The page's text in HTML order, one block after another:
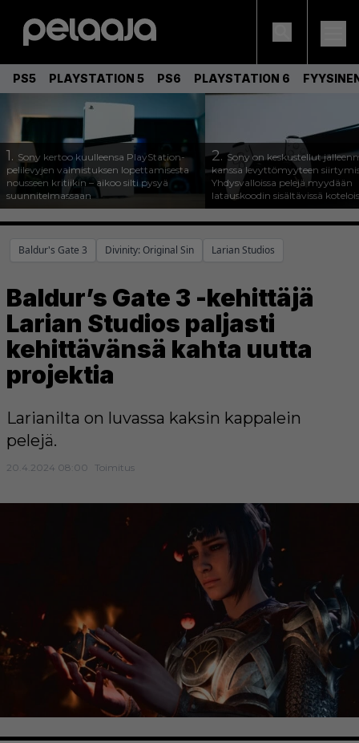
PS5 PLAYSTATION 5 PS6 PLAYSTATION 6
1. Sony kertoo kuulleensa PlayStation-
pelilevyjen valmistuksen lopettamisesta
nousseen kritiikin – aikoo silti pysyä
suunnitelmassaan
2.Sony on keskustellut
kanssa levyttömyyteen
Yhdysvalloissa pelejä myydään
latauskoodin sisältävissä
Baldur's Gate 3 Divinity: Original Sin Larian Studios
Baldur’s Gate 3 -kehittäjä
Larian Studios paljasti
kehittävänsä kahta uutta
projektia
Larianilta on luvassa kaksin kappalein
pelejä.
20.4.2024 08:00 Toimitus